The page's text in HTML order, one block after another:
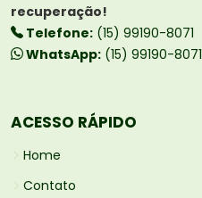
recuperação!
Telefone: (15) 99190-8071
WhatsApp: (15) 99190-8071
ACESSO RÁPIDO
Home
Contato